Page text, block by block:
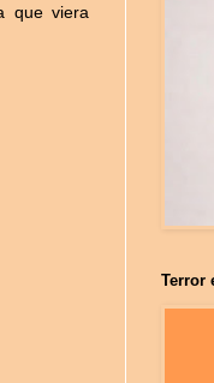
que viera
Terror